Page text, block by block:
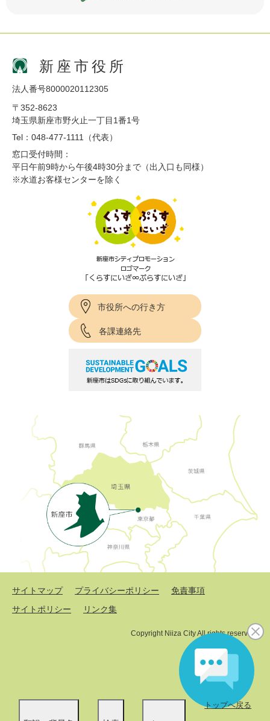
トップへ戻る
新座市役所
法人番号8000020112305
〒352-8623
埼玉県新座市野火止一丁目1番1号
Tel：048-477-1111（代表）
窓口受付時間：
平日午前9時から午後4時30分まで（出入口も同様）
※水道お客様センターを除く
市役所への行き方
各課連絡先
サイトマップ プライバシーポリシー
免責事項
サイトポリシー
リンク集
Copyright Niiza City All rights reserved.